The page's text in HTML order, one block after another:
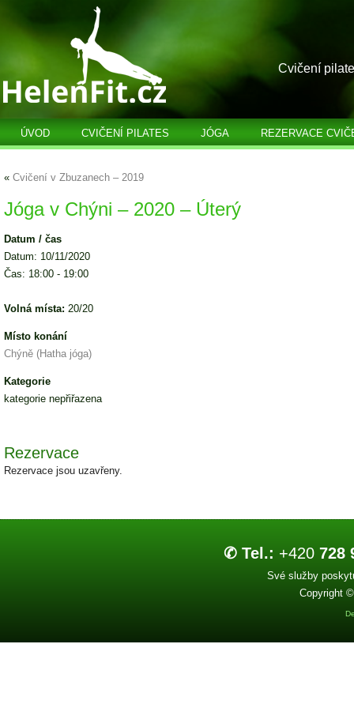
Cvičení
ÚVOD CVIČENÍ PILATES JÓGA REZERVACE
« Cvičení v Zbuzanech – 2019
Jóga v Chýni – 2020 – Úterý
Datum / čas
Datum: 10/11/2020
Čas: 18:00 - 19:00
Volná místa: 20/20
Místo konání
Chýně (Hatha jóga)
Kategorie
kategorie nepřiřazena
Rezervace
Rezervace jsou uzavřeny.
✆ Tel.: +420 728
Své služby
Copyright